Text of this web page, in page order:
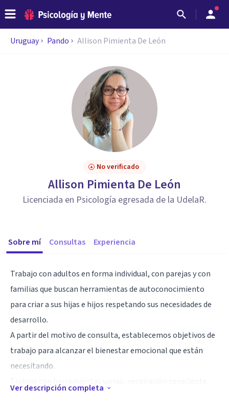
Uruguay Pando Allison Pimienta De León
No verificado
Allison Pimienta De León
Licenciada en Psicología egresada de la UdelaR.
Sobre mí Consultas Experiencia
Trabajo con adultos en forma individual, con parejas y con
familias que buscan herramientas de autoconocimiento
para criar a sus hijas e hijos respetando sus necesidades de
desarrollo.
A partir del motivo de consulta, establecemos objetivos de
trabajo para alcanzar el bienestar emocional que están
necesitando.
Ver descripción completa